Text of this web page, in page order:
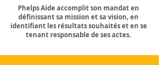
Phelps Aide accomplit son mandaten
définissant sa mission et sa vision, en
identifiant les résultats souhaités et en se
tenant responsable de ses actes.